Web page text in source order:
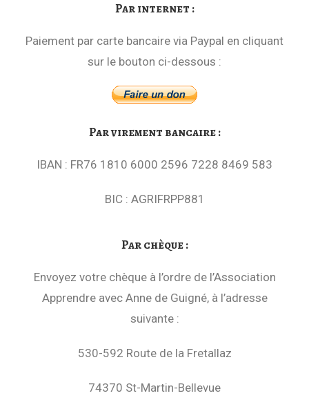
Par internet :
Paiement par carte bancaire via Paypal en cliquant
sur le bouton ci-dessous :
Par virement bancaire :
IBAN : FR76 1810 6000 2596 7228 8469 583
BIC : AGRIFRPP881
Par chèque :
Envoyez votre chèque à l’ordre de l’Association
Apprendre avec Anne de Guigné, à l’adresse
suivante :
530-592 Route de la Fretallaz
74370 St-Martin-Bellevue